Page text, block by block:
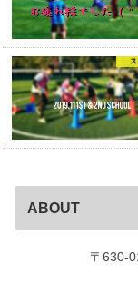
ス
ABOUT
〒630-